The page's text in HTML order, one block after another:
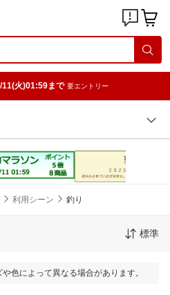
11(火)01:59まで 要エントリー
利用シーン 釣り
標準
色によって異なる場合があります。